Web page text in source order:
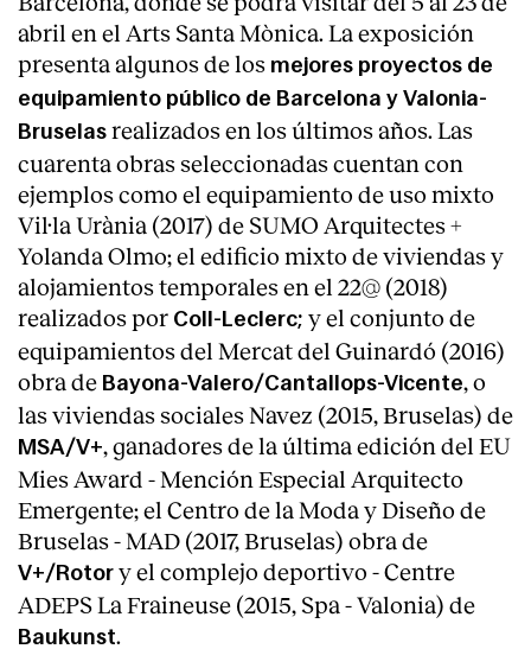
Servicios
abril en el Arts Santa Mònica. La exposición
presenta algunos de los mejores proyectos de
equipamiento público de Barcelona y Valonia-
Bruselas realizados en los últimos años. Las
cuarenta obras seleccionadas cuentan con
ejemplos como el equipamiento de uso mixto
Vil·la Urània (2017) de SUMO Arquitectes +
Yolanda Olmo; el edificio mixto de viviendas y
alojamientos temporales en el 22@ (2018)
realizados por Coll-Leclerc; y el conjunto de
equipamientos del Mercat del Guinardó (2016)
obra de Bayona-Valero/Cantallops-Vicente, o
las viviendas sociales Navez (2015, Bruselas) de
MSA/V+, ganadores de la última edición del EU
Mies Award - Mención Especial Arquitecto
Emergente; el Centro de la Moda y Diseño de
Bruselas - MAD (2017, Bruselas) obra de
V+/Rotor y el complejo deportivo - Centre
ADEPS La Fraineuse (2015, Spa - Valonia) de
Baukunst.